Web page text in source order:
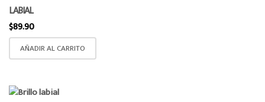
LABIAL
$89.90
AÑADIR AL CARRITO